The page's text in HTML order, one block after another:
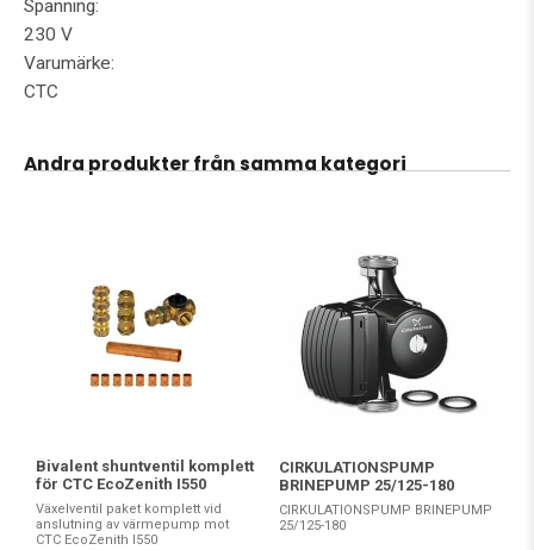
Spänning:
230 V
Varumärke:
CTC
Andra produkter från samma kategori
Bivalent shuntventil komplett
för CTC EcoZenith I550
Växelventil paket komplett vid
anslutning av värmepump mot
CTC EcoZenith I550
CIRKULATIONSPUMP
BRINEPUMP 25/125-180
CIRKULATIONSPUMP BRINEPUMP
25/125-180